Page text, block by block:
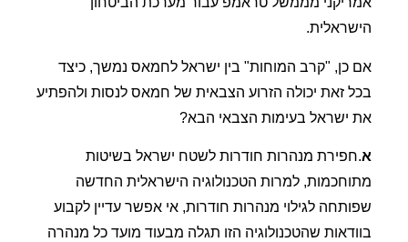
הישראלית.
אם כן, "קרב המוחות" בין ישראל לחמאס נמשך, כיצד
בכל זאת יכולה הזרוע הצבאית של חמאס לנסות ולהפתיע
את ישראל בעימות הצבאי הבא?
א.חפירת מנהרות חודרות לשטח ישראל בשיטות
מתוחכמות, למרות הטכנולוגיה הישראלית החדשה
שפותחה לגילוי מנהרות חודרות, אי אפשר עדיין לקבוע
בוודאות שהטכנולוגיה הזו תגלה מבעוד מועד כל מנהרה